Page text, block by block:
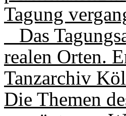
Tagung
Das
realen Orten.
Tanzarchiv
Die Themen